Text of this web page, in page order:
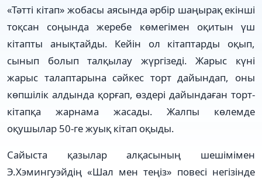
«Тәтті кітап» жобасы аясында әр­бір ша­ңырақ екінші
тоқсан соңында жеребе көмегімен оқитын үш
кітапты анықтайды. Кейін ол кітаптарды оқып,
сынып болып талқылау жүргізеді. Жарыс күні
жарыс талаптарына сәйкес торт дайындап, оны
көпшілік алдында қорғап, өздері дайындаған торт-
кітапқа жарнама жасады. Жалпы көлемде
оқушылар 50-ге жуық кітап оқыды.
Сайыста қазылар алқасының ше­шімімен
Э.Хэмингуэйдің «Шал мен теңіз» повесі негізінде